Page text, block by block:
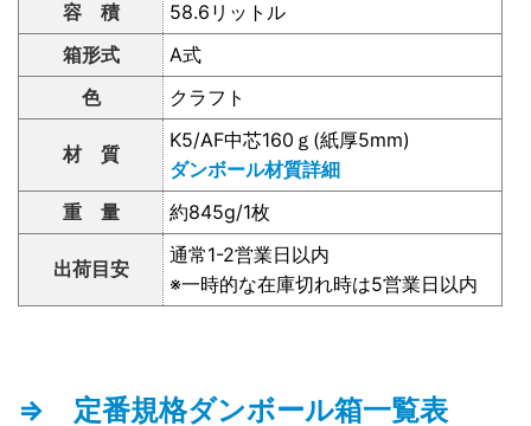
容 積
58.6リットル
箱形式
A式
色
クラフト
材 質
K5/AF中芯160ｇ(紙厚5mm)
ダンボール材質詳細
重 量
約845g/1枚
出荷目安
通常1-2営業日以内
※一時的な在庫切れ時は5営業日以内
⇒ 定番規格ダンボール箱一覧表